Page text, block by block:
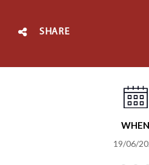
SHARE
WHEN
19/06/